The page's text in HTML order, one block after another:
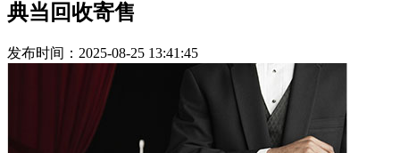
典当回收寄售
发布时间：2025-08-25 13:41:45